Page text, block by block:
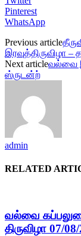
Pinterest
WhatsApp
Previous article
இரவுத்திருவிழா
Next articleவல்வை
ஸ்ருடன்ற்
admin
RELATED
வல்வை
திருவிழா 07/